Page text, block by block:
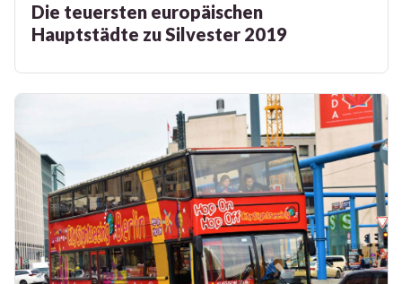
Die teuersten europäischen
Hauptstädte zu Silvester 2019